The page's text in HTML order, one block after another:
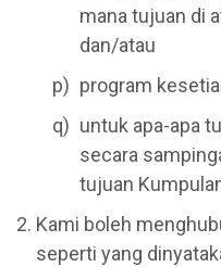
mana tujuan di
dan/atau
program
untuk apa-apa
secara
tujuan
Kami boleh
seperti yang